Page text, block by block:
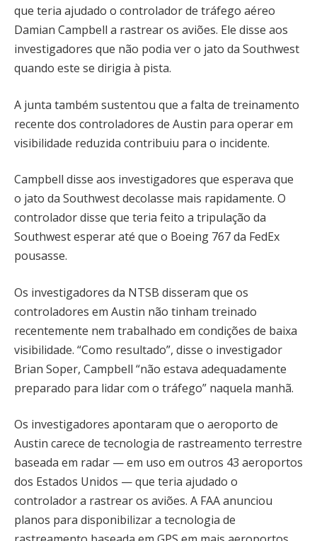
que teria ajudado o controlador de tráfego aéreo
Damian Campbell a rastrear os aviões. Ele disse aos
investigadores que não podia ver o jato da Southwest
quando este se dirigia à pista.
A junta também sustentou que a falta de treinamento
recente dos controladores de Austin para operar em
visibilidade reduzida contribuiu para o incidente.
Campbell disse aos investigadores que esperava que
o jato da Southwest decolasse mais rapidamente. O
controlador disse que teria feito a tripulação da
Southwest esperar até que o Boeing 767 da FedEx
pousasse.
Os investigadores da NTSB disseram que os
controladores em Austin não tinham treinado
recentemente nem trabalhado em condições de baixa
visibilidade. “Como resultado”, disse o investigador
Brian Soper, Campbell “não estava adequadamente
preparado para lidar com o tráfego” naquela manhã.
Os investigadores apontaram que o aeroporto de
Austin carece de tecnologia de rastreamento terrestre
baseada em radar — em uso em outros 43 aeroportos
dos Estados Unidos — que teria ajudado o
controlador a rastrear os aviões. A FAA anunciou
planos para disponibilizar a tecnologia de